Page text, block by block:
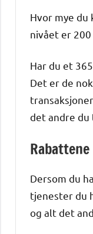
Hvor mye du
nivået er
Har du et
Det er de
det andre du
Dersom du
tjenester du
og alt det